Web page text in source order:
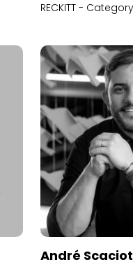
RECKITT -
André